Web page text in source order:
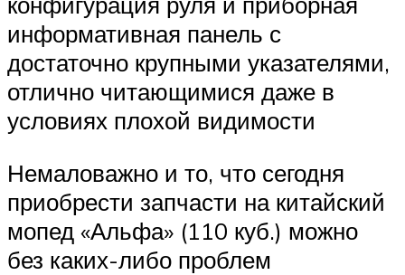
информативная панель с
достаточно крупными указателями,
отлично читающимися даже в
условиях плохой видимости
Немаловажно и то, что сегодня
приобрести запчасти на китайский
мопед «Альфа» (110 куб.) можно
без каких-либо проблем